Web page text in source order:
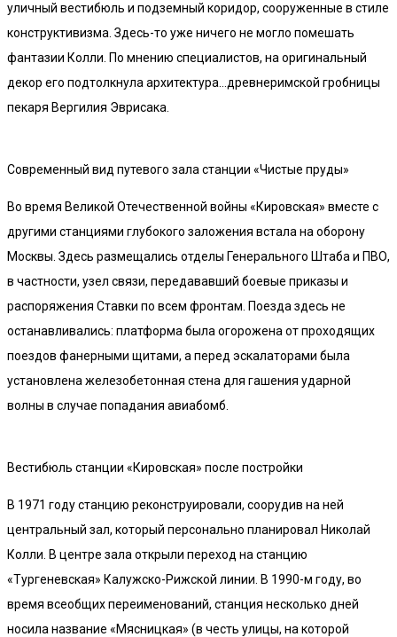
уличный вестибюль и подземный коридор, сооруженные в стиле
конструктивизма. Здесь-то уже ничего не могло помешать
фантазии Колли. По мнению специалистов, на оригинальный
декор его подтолкнула архитектура…древнеримской гробницы
пекаря Вергилия Эврисака.
Современный вид путевого зала станции «Чистые пруды»
Во время Великой Отечественной войны «Кировская» вместе с
другими станциями глубокого заложения встала на оборону
Москвы. Здесь размещались отделы Генерального Штаба и ПВО,
в частности, узел связи, передававший боевые приказы и
распоряжения Ставки по всем фронтам. Поезда здесь не
останавливались: платформа была огорожена от проходящих
поездов фанерными щитами, а перед эскалаторами была
установлена железобетонная стена для гашения ударной
волны в случае попадания авиабомб.
Вестибюль станции «Кировская» после постройки
В 1971 году станцию реконструировали, соорудив на ней
центральный зал, который персонально планировал Николай
Колли. В центре зала открыли переход на станцию
«Тургеневская» Калужско-Рижской линии. В 1990-м году, во
время всеобщих переименований, станция несколько дней
носила название «Мясницкая» (в честь улицы, на которой